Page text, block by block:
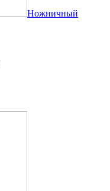
Ножничный